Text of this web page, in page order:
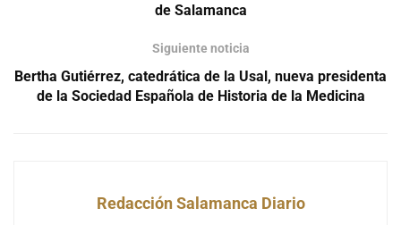
de Salamanca
Siguiente noticia
Bertha Gutiérrez, catedrática de la Usal, nueva presidenta
de la Sociedad Española de Historia de la Medicina
Redacción Salamanca Diario